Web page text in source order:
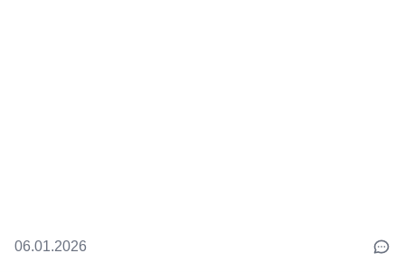
06.01.2026